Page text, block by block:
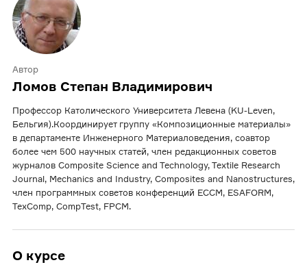
О курсе
Автор
Ломов Степан Владимирович
Профессор Католического Университета Левена (KU-Leven,
Бельгия).Координирует группу «Композиционные материалы»
в департаменте Инженерного Материаловедения, соавтор
более чем 500 научных статей, член редакционных советов
журналов Composite Science and Technology, Textile Research
Journal, Mechanics and Industry, Composites and Nanostructures,
член программных советов конференций ECCM, ESAFORM,
TexComp, CompTest, FPCM.